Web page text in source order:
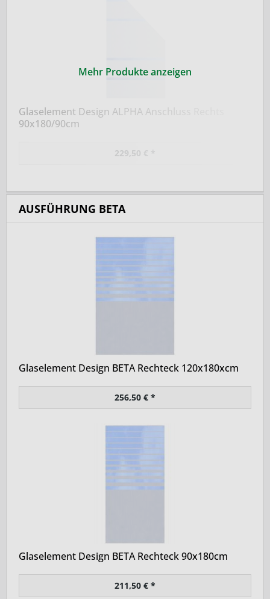
Glaselement Design ALPHA Anschluss Rechts
90x180/90cm
229,50 € *
Mehr Produkte anzeigen
AUSFÜHRUNG BETA
Glaselement Design BETA Rechteck 120x180xcm
256,50 € *
Glaselement Design BETA Rechteck 90x180cm
211,50 € *